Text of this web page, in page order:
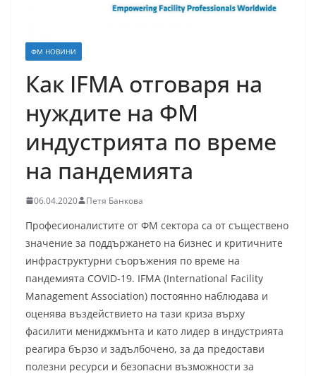
ФМ НОВИНИ
Как IFMA отговаря на
нуждите на ФМ
индустрията по време
на пандемията
06.04.2020 Петя Банкова
Професионалистите от ФМ сектора са от съществено
значение за поддържането на бизнес и критичните
инфраструктурни съоръжения по време на
пандемията COVID-19. IFMA (International Facility
Management Association) постоянно наблюдава и
оценява въздействието на тази криза върху
фасилити мениджмънта и като лидер в индустрията
реагира бързо и задълбочено, за да предостави
полезни ресурси и безопасни възможности за